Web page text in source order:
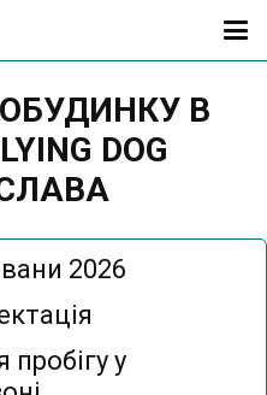
В
DOG
2026
у